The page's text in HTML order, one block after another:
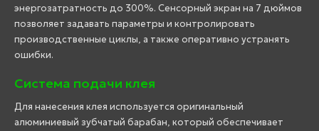
энергозатратность до 300%. Сенсорный экран на 7 дюймов
позволяет задавать параметры и контролировать
производственные циклы, а также оперативно устранять
ошибки.
Система подачи клея
Для нанесения клея используется оригинальный
алюминиевый зубчатый барабан, который обеспечивает